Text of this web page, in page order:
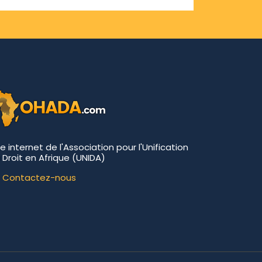
internet de l'Association pour l'Unification
en Afrique (UNIDA)
Contactez-nous